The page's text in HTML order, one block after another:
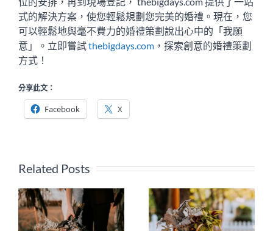
式的解決方案，使您輕鬆規劃您完美的婚禮。現在，您
可以輕鬆地與毫不費力的婚禮策劃說出心中的「我願
意」。立即嘗試thebigdays.com ，探索創意的婚禮策劃
方式！
分享此文：
Facebook X
Related Posts